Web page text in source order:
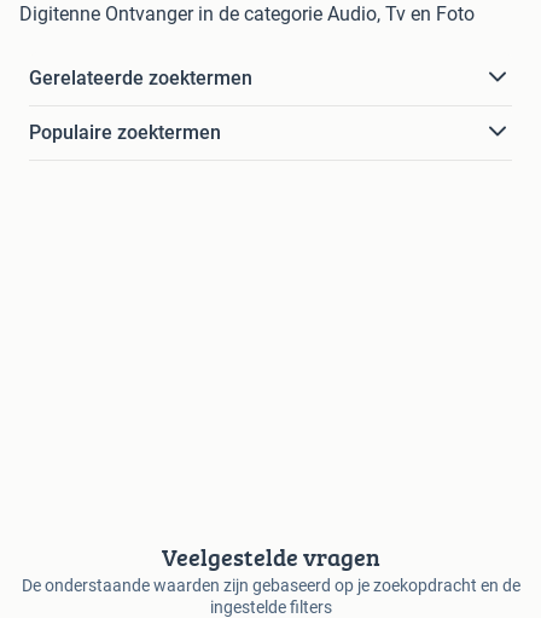
Digitenne Ontvanger in de categorie Audio, Tv en Foto
Gerelateerde zoektermen
Populaire zoektermen
Veelgestelde vragen
De onderstaande waarden zijn gebaseerd op je zoekopdracht en de
ingestelde filters